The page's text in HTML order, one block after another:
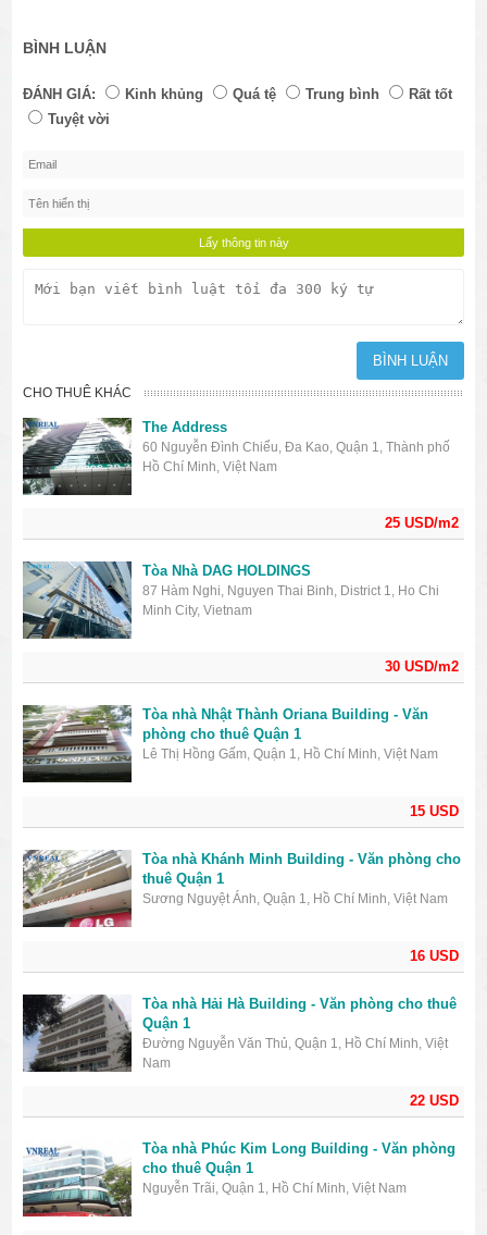
BÌNH LUẬN
ĐÁNH GIÁ: Kinh khủng Quá tệ Trung bình
Rất tốt
Tuyệt vời
CHO THUÊ KHÁC
25 USD/m2
The Address
60 Nguyễn Đình Chiểu, Đa Kao, Quận 1, Thành phố
Hồ Chí Minh, Việt Nam
30 USD/m2
Tòa Nhà DAG HOLDINGS
87 Hàm Nghi, Nguyen Thai Binh, District 1, Ho Chi
Minh City, Vietnam
15 USD
Tòa nhà Nhật Thành Oriana Building - Văn
phòng cho thuê Quận 1
Lê Thị Hồng Gấm, Quận 1, Hồ Chí Minh, Việt Nam
16 USD
Tòa nhà Khánh Minh Building - Văn phòng cho
thuê Quận 1
Sương Nguyệt Ánh, Quận 1, Hồ Chí Minh, Việt Nam
22 USD
Tòa nhà Hải Hà Building - Văn phòng cho thuê
Quận 1
Đường Nguyễn Văn Thủ, Quận 1, Hồ Chí Minh, Việt
Nam
Tòa nhà Phúc Kim Long Building - Văn phòng
cho thuê Quận 1
Nguyễn Trãi, Quận 1, Hồ Chí Minh, Việt Nam